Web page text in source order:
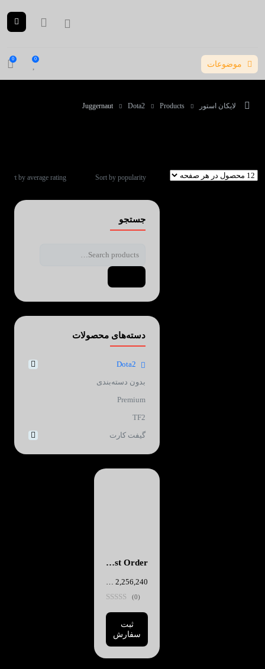
موضوعات
0
0
لایکان استور Products
Dota2
Juggernaut
Sort by popularity
Sort by average rating
جستجو
دسته‌های محصولات
Dota2
بدون دسته‌بندی
Premium
TF2
گیفت کارت
Corrupted Edge of the Lost Order
2,256,240 تومان
(0)
ثبت
سفارش